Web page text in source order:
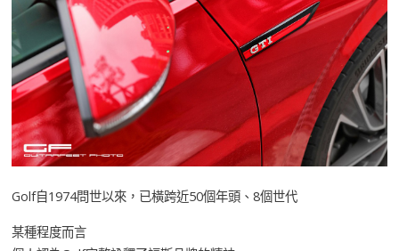
Golf自1974問世以來，已橫跨近50個年頭、8個世代
某種程度而言